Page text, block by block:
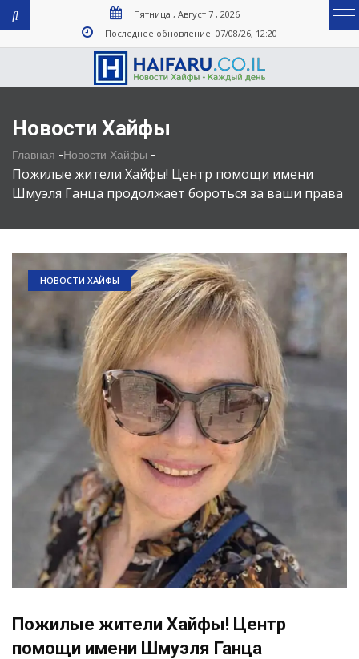
Пятница , Август 7 , 2026
Последнее обновление: 07/08/26, 12:20
Новости Хайфы
Главная -Новости Хайфы -
Пожилые жители Хайфы! Центр помощи имени
Шмуэля Ганца продолжает бороться за ваши права
НОВОСТИ ХАЙФЫ
Пожилые жители Хайфы! Центр
помощи имени Шмуэля Ганца